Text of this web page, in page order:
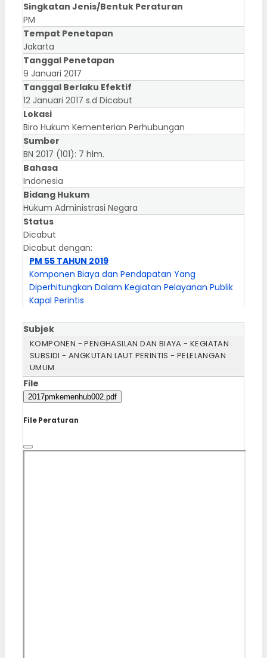
Singkatan Jenis/Bentuk Peraturan
PM
Tempat Penetapan
Jakarta
Tanggal Penetapan
9 Januari 2017
Tanggal Berlaku Efektif
12 Januari 2017 s.d Dicabut
Lokasi
Biro Hukum Kementerian Perhubungan
Sumber
BN 2017 (101): 7 hlm.
Bahasa
Indonesia
Bidang Hukum
Hukum Administrasi Negara
Status
Dicabut
Dicabut dengan:
PM 55 TAHUN 2019
Komponen Biaya dan Pendapatan Yang
Diperhitungkan Dalam Kegiatan Pelayanan Publik
Kapal Perintis
Subjek
KOMPONEN - PENGHASILAN DAN BIAYA - KEGIATAN
SUBSIDI - ANGKUTAN LAUT PERINTIS - PELELANGAN
UMUM
File
2017pmkemenhub002.pdf
File Peraturan